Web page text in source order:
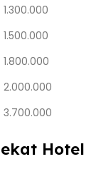
1.300.000
1.500.000
1.800.000
2.000.000
3.700.000
Hotel